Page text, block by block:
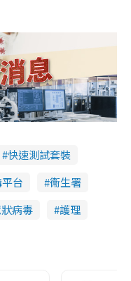
快速測試套裝
台
衞生署
病毒 護理